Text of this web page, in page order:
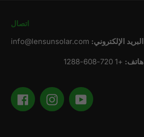
اتصال
البريد الإلكتروني:
هاتف: +1 720-608-1288
FacebookInstagramYouTube